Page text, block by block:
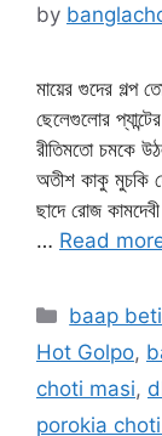
by
মায়ের গুদের গল্প
ছেলেগুলোর
রীতিমতো চমকে
অতীশ কাকু মুচকি
ছাদে রোজ
… Read
baap
Hot Golpo,
choti masi,
porokia